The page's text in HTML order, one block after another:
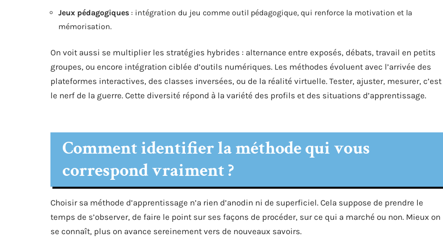
Jeux pédagogiques : intégration du jeu comme outil pédagogique, qui renforce la motivation et la
mémorisation.
On voit aussi se multiplier les stratégies hybrides : alternance entre exposés, débats, travail en petits
groupes, ou encore intégration ciblée d’outils numériques. Les méthodes évoluent avec l’arrivée des
plateformes interactives, des classes inversées, ou de la réalité virtuelle. Tester, ajuster, mesurer, c’est
le nerf de la guerre. Cette diversité répond à la variété des profils et des situations d’apprentissage.
Comment identifier la méthode qui vous
correspond vraiment ?
Choisir sa méthode d’apprentissage n’a rien d’anodin ni de superficiel. Cela suppose de prendre le
temps de s’observer, de faire le point sur ses façons de procéder, sur ce qui a marché ou non. Mieux on
se connaît, plus on avance sereinement vers de nouveaux savoirs.